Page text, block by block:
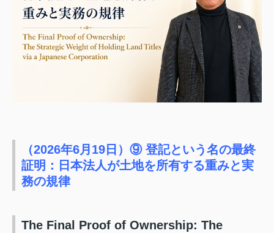
（2026年6月19日）⑨ 登記という名の最終
証明：日本法人が土地を所有する重みと実
務の規律
The Final Proof of Ownership: The